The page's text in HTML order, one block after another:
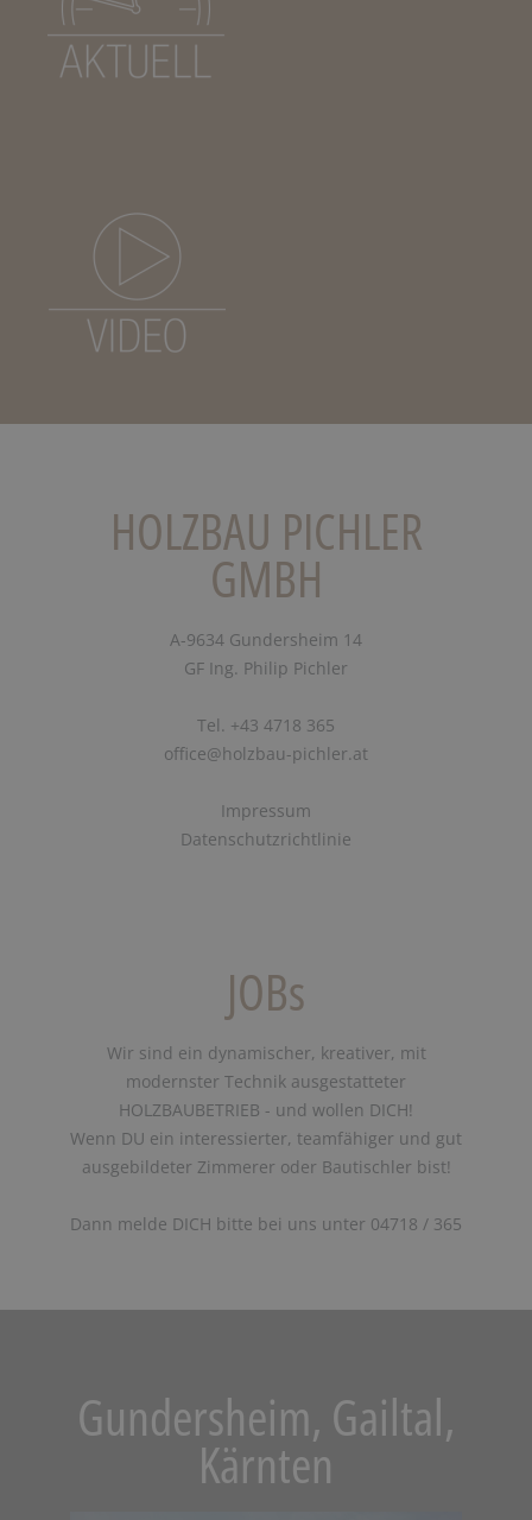
HOLZBAU PICHLER
GMBH
A-9634 Gundersheim 14
GF Ing. Philip Pichler
Tel. +43 4718 365
office@holzbau-pichler.at
Impressum
Datenschutzrichtlinie
JOBs
Wir sind ein dynamischer, kreativer, mit
modernster Technik ausgestatteter
HOLZBAUBETRIEB - und wollen DICH!
Wenn DU ein interessierter, teamfähiger und gut
ausgebildeter Zimmerer oder Bautischler bist!
Dann melde DICH bitte bei uns unter 04718 / 365
Gundersheim, Gailtal,
Kärnten